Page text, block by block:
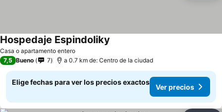
Casa o apartamento entero
Hospedaje Espindoliky
7,5 Bueno 7 a 0.7 km de: Centro de la ciudad
Elige fechas para ver los precios exactos
Ver precios